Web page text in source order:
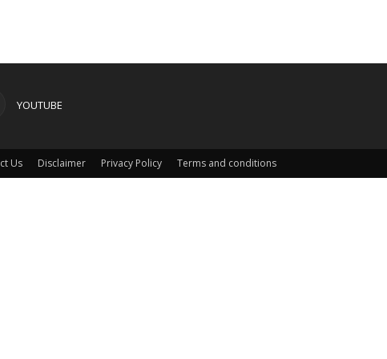
YOUTUBE
Us Disclaimer Privacy Policy Terms and conditions